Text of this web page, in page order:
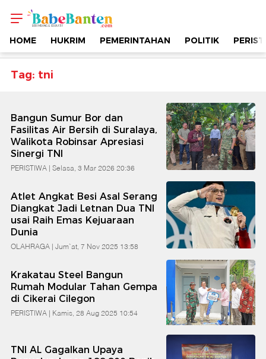
Topik
-
Tni
Berimbang
&
Edukatif
Babe
Banten
HOME HUKRIM PEMERINTAHAN POLITIK
Tag: tni
Bangun Sumur Bor dan
Fasilitas Air Bersih di Suralaya,
Walikota Robinsar Apresiasi
Sinergi TNI
PERISTIWA | Selasa, 3 Mar 2026 20:36
Atlet Angkat Besi Asal Serang
Diangkat Jadi Letnan Dua TNI
usai Raih Emas Kejuaraan
Dunia
OLAHRAGA | Jum`at, 7 Nov 2025 13:58
Krakatau Steel Bangun
Rumah Modular Tahan Gempa
di Cikerai Cilegon
PERISTIWA | Kamis, 28 Aug 2025 10:54
TNI AL Gagalkan Upaya